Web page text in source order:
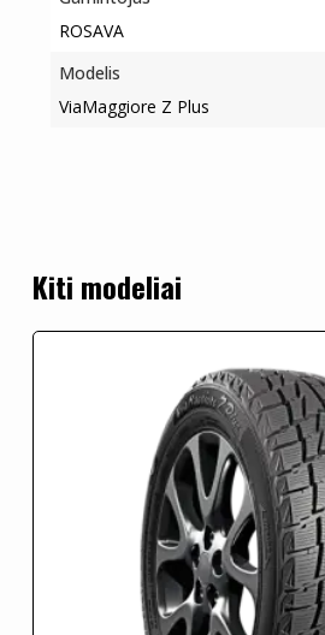
ROSAVA
Modelis
ViaMaggiore Z Plus
Kiti modeliai